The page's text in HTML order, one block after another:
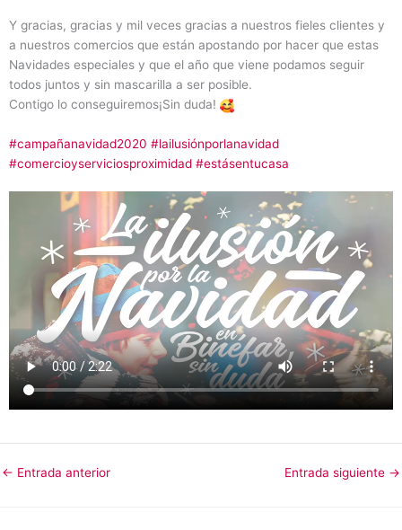
Y gracias, gracias y mil veces gracias a nuestros fieles clientes y
a nuestros comercios que están apostando por hacer que estas
Navidades especiales y que el año que viene podamos seguir
todos juntos y sin mascarilla a ser posible.
Contigo lo conseguiremos¡Sin duda!
#campañanavidad2020 #lailusiónporlanavidad
#comercioyserviciosproximidad #estásentucasa
← Entrada anterior Entrada siguiente →